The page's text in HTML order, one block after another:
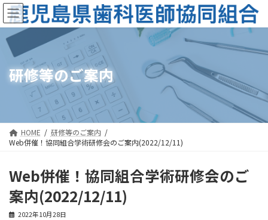
コ
テ
ン
ナ
ゲ
ー
研修等のご案内
HOME
研修等のご案内
Web併催！協同組合学術研修会のご案内(2022/12/11)
Web併催！協同組合学術研修会のご
案内(2022/12/11)
2022年10月28日